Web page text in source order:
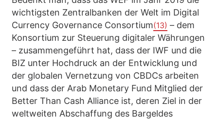
wichtigsten Zentralbanken der Welt im Digital
Currency Governance Consortium(13) – dem
Konsortium zur Steuerung digitaler Währungen
– zusammengeführt hat, dass der IWF und die
BIZ unter Hochdruck an der Entwicklung und
der globalen Vernetzung von CBDCs arbeiten
und dass der Arab Monetary Fund Mitglied der
Better Than Cash Alliance ist, deren Ziel in der
weltweiten Abschaffung des Bargeldes